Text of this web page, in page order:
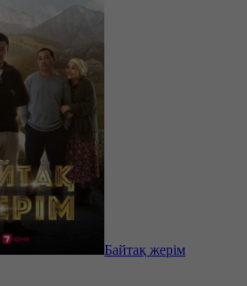
Байтақ жерім